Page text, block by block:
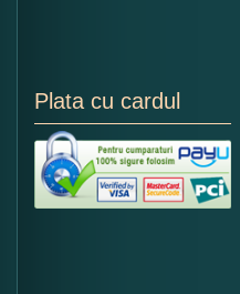
Plata cu cardul